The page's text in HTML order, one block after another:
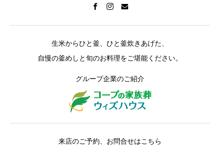
生米からひと釜、ひと釜炊きあげた、
自慢の釜めしと旬のお料理をご堪能ください。
グループ企業のご紹介
来店のご予約、お問合せはこちら